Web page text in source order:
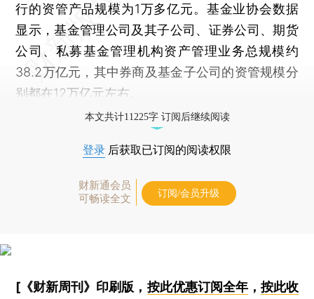
行的资管产品规模为1万多亿元。基金业协会数据
显示，基金管理公司及其子公司、证券公司、期货
公司、私募基金管理机构资产管理业务总规模约
38.2万亿元，其中券商及基金子公司的资管规模分
别都在12万亿元左右。
本文共计11225字 订阅后继续阅读
登录 后获取已订阅的阅读权限
财新通会员
可畅读全文
订阅/会员升级
[《财新周刊》印刷版， 按此优惠订阅全年， 按此收